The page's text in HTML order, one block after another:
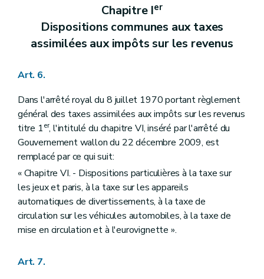
Chapitre Ier
Dispositions communes aux taxes
assimilées aux impôts sur les revenus
Art. 6.
Dans l'arrêté royal du 8 juillet 1970 portant règlement
général des taxes assimilées aux impôts sur les revenus
titre 1er, l'intitulé du chapitre VI, inséré par l'arrêté du
Gouvernement wallon du 22 décembre 2009, est
remplacé par ce qui suit:
« Chapitre VI. - Dispositions particulières à la taxe sur
les jeux et paris, à la taxe sur les appareils
automatiques de divertissements, à la taxe de
circulation sur les véhicules automobiles, à la taxe de
mise en circulation et à l'eurovignette ».
Art. 7.